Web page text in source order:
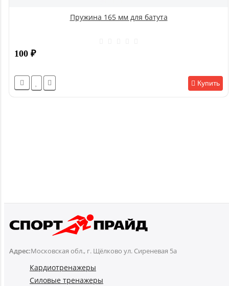
Пружина 165 мм для батута
100 ₽
Купить
Адрес:Московская обл., г. Щёлково ул. Сиреневая 5а
Кардиотренажеры
Силовые тренажеры